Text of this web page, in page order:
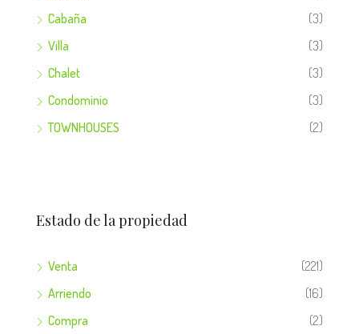
Cabaña
(3)
Villa
(3)
Chalet
(3)
Condominio
(3)
TOWNHOUSES
(2)
Estado de la propiedad
Venta
(221)
Arriendo
(16)
Compra
(2)